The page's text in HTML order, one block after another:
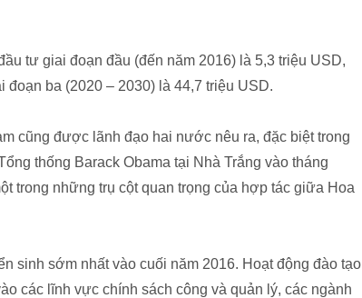
tư giai đoạn đầu (đến năm 2016) là 5,3 triệu USD,
ba (2020 – 2030) là 44,7 triệu USD.
cũng được lãnh đạo hai nước nêu ra, đặc biệt trong
thống Barack Obama tại Nhà Trắng vào tháng
trong những trụ cột quan trọng của hợp tác giữa Hoa
sinh sớm nhất vào cuối năm 2016. Hoạt động đào tạo
các lĩnh vực chính sách công và quản lý, các ngành